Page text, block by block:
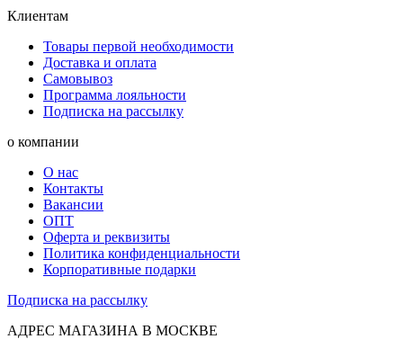
Клиентам
Товары первой необходимости
Доставка и оплата
Самовывоз
Программа лояльности
Подписка на рассылку
о компании
О нас
Контакты
Вакансии
ОПТ
Оферта и реквизиты
Политика конфиденциальности
Корпоративные подарки
Подписка на рассылку
АДРЕС МАГАЗИНА В МОСКВЕ